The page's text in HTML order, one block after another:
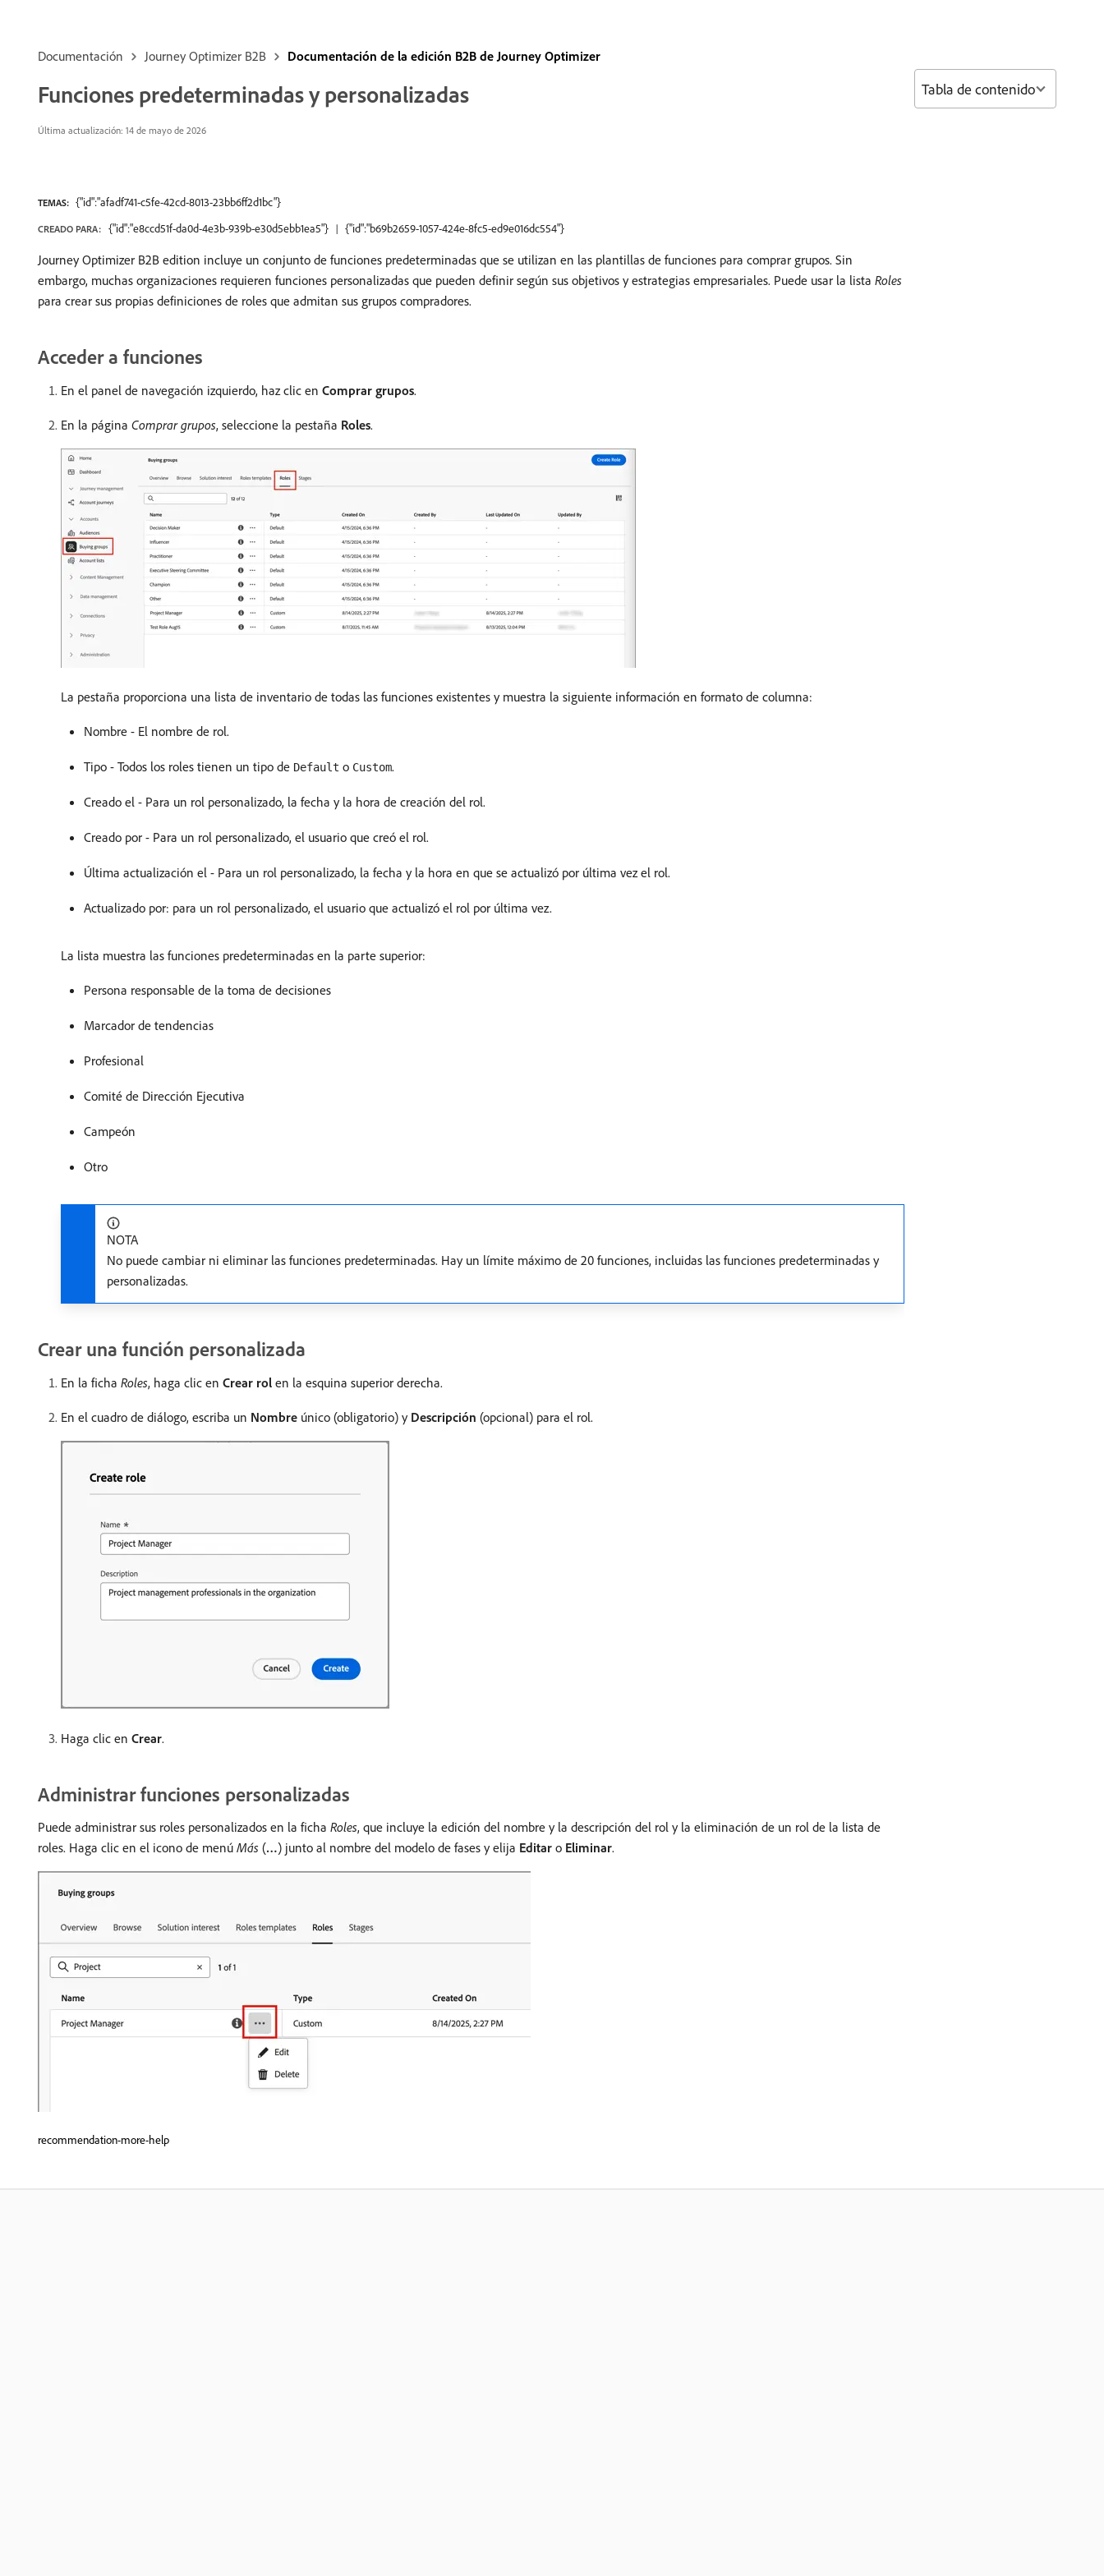
Documentación Journey Optimizer B2B Documentación de la edición B2B de Journey Optimizer
Funciones predeterminadas y personalizadas
Última actualización: 14 de mayo de 2026
TEMAS: {"id":"afadf741-c5fe-42cd-8013-23bb6ff2d1bc"}
CREADO PARA: {"id":"e8ccd51f-da0d-4e3b-939b-e30d5ebb1ea5"} {"id":"b69b2659-1057-424e-8fc5-ed9e016dc554"}
Journey Optimizer B2B edition incluye un conjunto de funciones predeterminadas que se utilizan en las plantillas de funciones para comprar grupos. Sin
embargo, muchas organizaciones requieren funciones personalizadas que pueden definir según sus objetivos y estrategias empresariales. Puede usar la lista Roles
para crear sus propias definiciones de roles que admitan sus grupos compradores.
Acceder a funciones
En el panel de navegación izquierdo, haz clic en Comprar grupos.
En la página Comprar grupos, seleccione la pestaña Roles.
La pestaña proporciona una lista de inventario de todas las funciones existentes y muestra la siguiente información en formato de columna:
Nombre - El nombre de rol.
Tipo - Todos los roles tienen un tipo de Default o Custom.
Creado el - Para un rol personalizado, la fecha y la hora de creación del rol.
Creado por - Para un rol personalizado, el usuario que creó el rol.
Última actualización el - Para un rol personalizado, la fecha y la hora en que se actualizó por última vez el rol.
Actualizado por: para un rol personalizado, el usuario que actualizó el rol por última vez.
La lista muestra las funciones predeterminadas en la parte superior:
Persona responsable de la toma de decisiones
Marcador de tendencias
Profesional
Comité de Dirección Ejecutiva
Campeón
Otro
NOTA
No puede cambiar ni eliminar las funciones predeterminadas. Hay un límite máximo de 20 funciones, incluidas las funciones predeterminadas y
personalizadas.
Crear una función personalizada
En la ficha Roles, haga clic en Crear rol en la esquina superior derecha.
En el cuadro de diálogo, escriba un Nombre único (obligatorio) y Descripción (opcional) para el rol.
Haga clic en Crear.
Administrar funciones personalizadas
Puede administrar sus roles personalizados en la ficha Roles, que incluye la edición del nombre y la descripción del rol y la eliminación de un rol de la lista de
roles. Haga clic en el icono de menú Más (…) junto al nombre del modelo de fases y elija Editar o Eliminar.
recommendation-more-help
Tabla de contenido